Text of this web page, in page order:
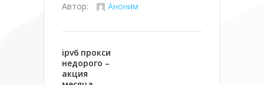
Автор:
Аноним
ipv6 прокси
недорого –
акция